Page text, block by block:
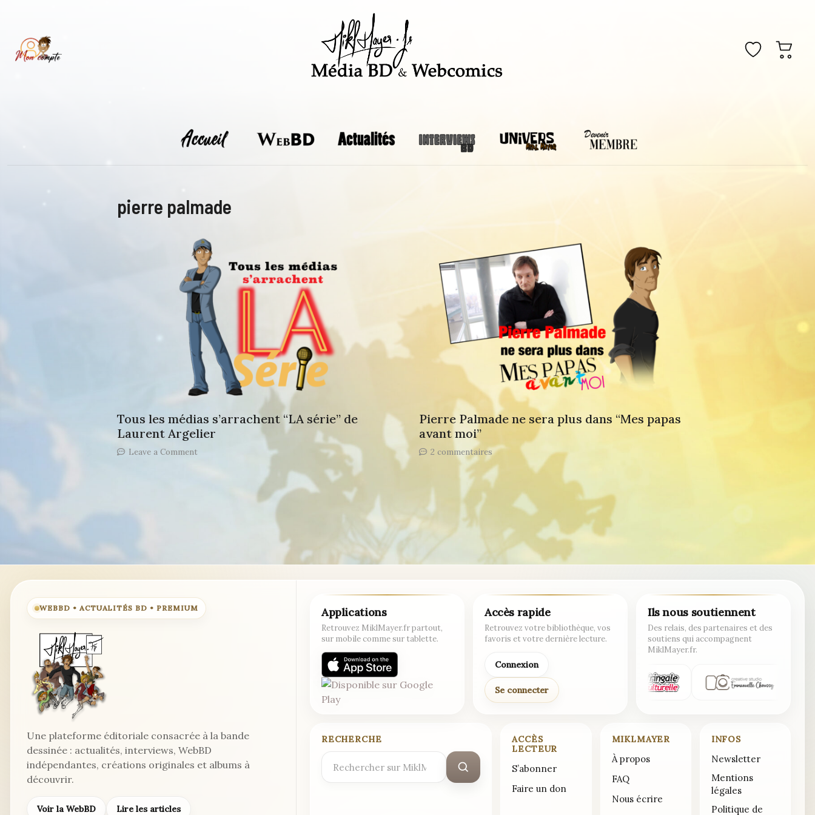
pierre palmade
Tous les médias s’arrachent “LA série” de
Laurent Argelier
Leave a Commenton
Pierre Palmade ne sera plus dans “Mes papas
avant moi”
2 commentaires sur
Pierre
ne
“Mes
papas
WEBBD • ACTUALITÉS BD • PREMIUM
Une plateforme éditoriale consacrée à la bande
dessinée : actualités, interviews, WebBD
indépendantes, créations originales et albums à
découvrir.
Voir la WebBD Lire les articles
Applications
Retrouvez MiklMayer.fr partout,
sur mobile comme sur tablette.
Accès rapide
Retrouvez votre bibliothèque, vos
favoris et votre dernière lecture.
Connexion
Se connecter
Ils nous soutiennent
Des relais, des partenaires et des
soutiens qui accompagnent
MiklMayer.fr.
RECHERCHE
Rechercher
ACCÈS
LECTEUR
S’abonner
Faire un don
MIKLMAYER
À propos
FAQ
Nous écrire
INFOS
Newsletter
Mentions
légales
Politique de